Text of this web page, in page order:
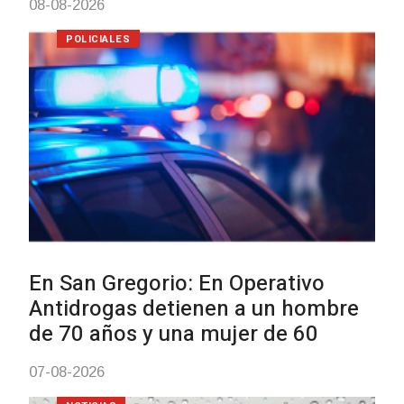
Villa Ansina
04-08-2026
Facultad de Artes llega a
con dos cursos de formación
03-08-2026
NOTICIAS